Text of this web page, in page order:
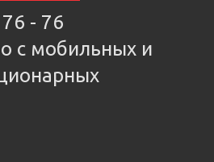
76 - 76
с мобильных и